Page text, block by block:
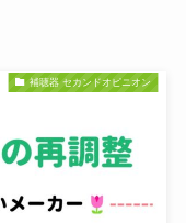
補聴器 セカンドオピニオン